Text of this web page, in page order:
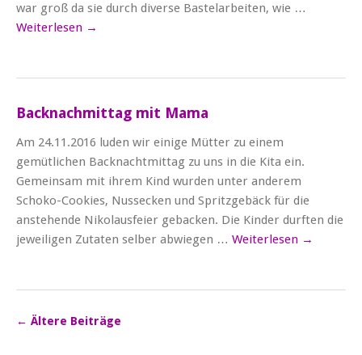
war groß da sie durch diverse Bastelarbeiten, wie …
Weiterlesen →
Backnachmittag mit Mama
Am 24.11.2016 luden wir einige Mütter zu einem
gemütlichen Backnachtmittag zu uns in die Kita ein.
Gemeinsam mit ihrem Kind wurden unter anderem
Schoko-Cookies, Nussecken und Spritzgebäck für die
anstehende Nikolausfeier gebacken. Die Kinder durften die
jeweiligen Zutaten selber abwiegen … Weiterlesen →
← Ältere Beiträge